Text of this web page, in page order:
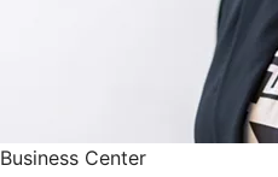
Business Center